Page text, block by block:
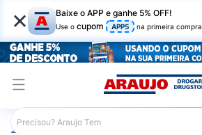
× Baixe o APP e ganhe 5% OFF!
Use o cupom APP5 na primeira compra
Araujo Saúde e Bem Estar